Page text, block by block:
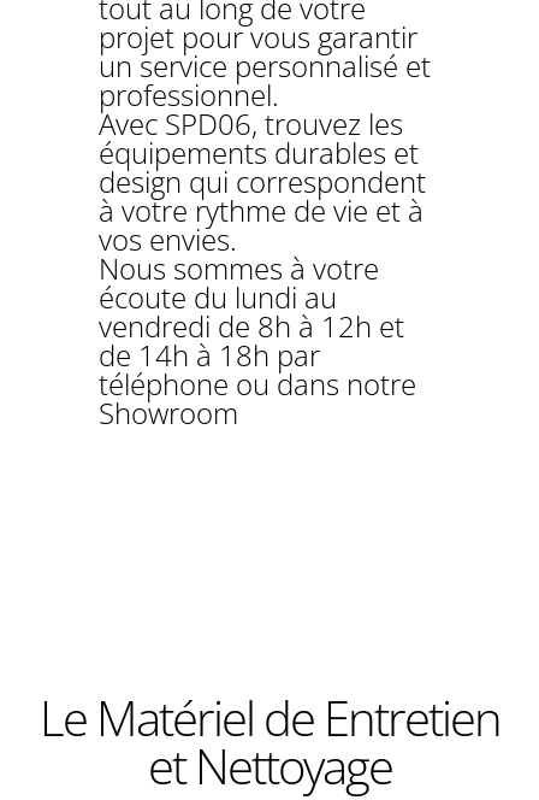
tout au long de votre
projet pour vous garantir
un service personnalisé et
professionnel.
Avec SPD06, trouvez les
équipements durables et
design qui correspondent
à votre rythme de vie et à
vos envies.
Nous sommes à votre
écoute du lundi au
vendredi de 8h à 12h et
de 14h à 18h par
téléphone ou dans notre
Showroom
Le Matériel de Entretien
et Nettoyage